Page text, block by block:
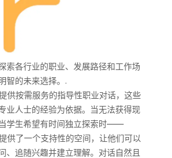
索各行业的职业、发展路径和工作场
智的未来选择。.
供按需服务的指导性职业对话，这些
业人士的经验为依据。当无法获得现
学生希望有时间独立探索时——
供了一个支持性的空间，让他们可以
、追随兴趣并建立理解。对话自然且